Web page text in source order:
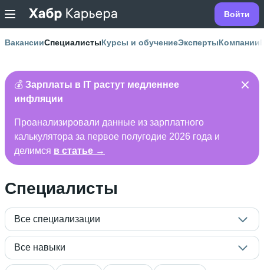
Войти
ВакансииСпециалистыКурсы и обучениеЭкспертыКомпании
💰 Зарплаты в IT растут медленнее
инфляции
Проанализировали данные из зарплатного
калькулятора за первое полугодие 2026 года и
делимся в статье →
Специалисты
Все специализации
Все навыки